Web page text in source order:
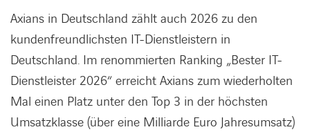
Kontakt
Axians in Deutschland zählt auch 2026 zu den
kundenfreundlichsten IT-Dienstleistern in
Deutschland. Im renommierten Ranking „Bester IT-
Dienstleister 2026“ erreicht Axians zum wiederholten
Mal einen Platz unter den Top 3 in der höchsten
Umsatzklasse (über eine Milliarde Euro Jahresumsatz)